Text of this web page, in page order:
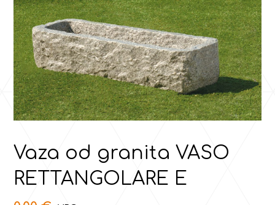
Vaza od granita VASO
RETTANGOLARE E